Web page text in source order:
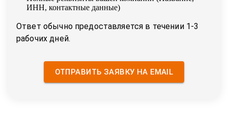
ИНН, контактные данные)
Ответ обычно предоставляется в течении 1-3
рабочих дней.
ОТПРАВИТЬ ЗАЯВКУ НА EMAIL